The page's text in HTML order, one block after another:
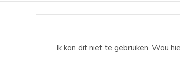
Ik kan dit niet te gebruiken. Wou